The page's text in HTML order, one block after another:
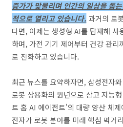
증가가 맞물리며 인간의 일상을 돕
적으로 열리고 있습니다. 과거의 로
다면, 이제는 생성형 AI를 탑재해 사
하며, 가전 기기 제어부터 건강 관리
로 진화하고 있습니다.
최근 뉴스를 요약하자면, 삼성전자
로봇 상용화의 원년으로 삼고 지능
트 홈 AI 에이전트'의 대량 양산 체
전자가 로봇 분야를 미래 핵심 먹거